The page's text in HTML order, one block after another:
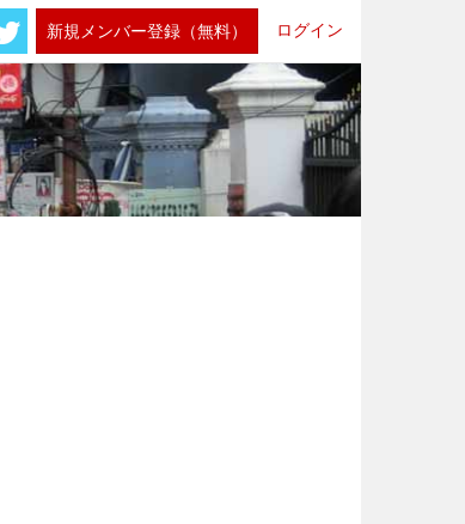
新規メンバー登録（無料） ログイン